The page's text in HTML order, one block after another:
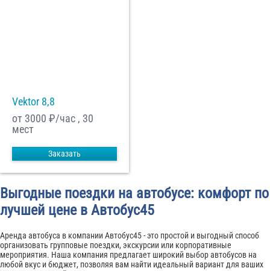
Vektor 8,8
от 3000 ₽/час , 30
мест
Заказать
Выгодные поездки на автобусе: комфорт по
лучшей цене в Автобус45
Аренда автобуса в компании Автобус45 - это простой и выгодный способ
организовать групповые поездки, экскурсии или корпоративные
мероприятия. Наша компания предлагает широкий выбор автобусов на
любой вкус и бюджет, позволяя вам найти идеальный вариант для ваших